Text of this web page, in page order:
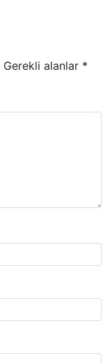
Gerekli alanlar *